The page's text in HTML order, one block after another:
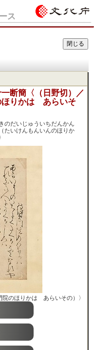
ス
断簡〈（日野切）／
ほりかは あらいそ
のだいじゅういちだんかん
たいけんもんいんのほりか
院のほりかは あらいその）〉